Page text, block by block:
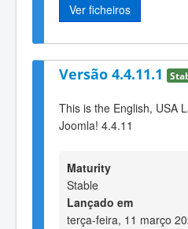
Ver ficheiros
Versão 4.4.11.1
This is the English, USA
Joomla! 4.4.11
Maturity
Stable
Lançado em
terça-feira, 11 março